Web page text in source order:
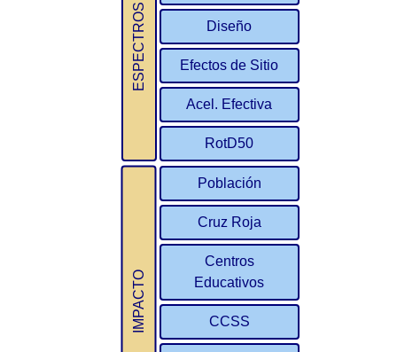
ESPECTROS Diseño
Efectos de Sitio
Acel. Efectiva
RotD50
IMPACTO
Población
Cruz Roja
Centros
Educativos
CCSS